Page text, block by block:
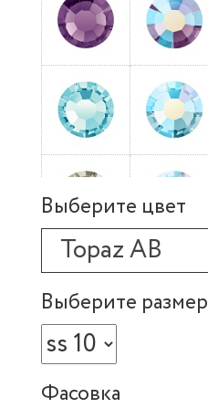
Выберите цвет
Topaz AB
Выберите размер
Фасовка